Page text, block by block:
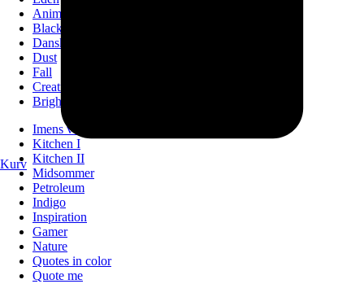
Kurv
Animals
Black
Danske byer
Dust
Fall
Creation
Bright
Imens vi venter
Kitchen I
Kitchen II
Midsommer
Petroleum
Indigo
Inspiration
Gamer
Nature
Quotes in color
Quote me